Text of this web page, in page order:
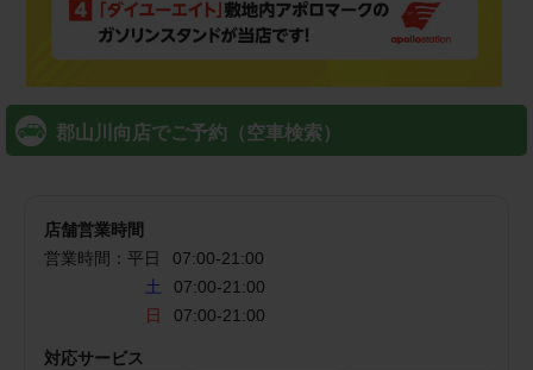
郡山川向店でご予約（空車検索）
店舗営業時間
営業時間： 平日 07:00-21:00
土
07:00-21:00
日
07:00-21:00
対応サービス